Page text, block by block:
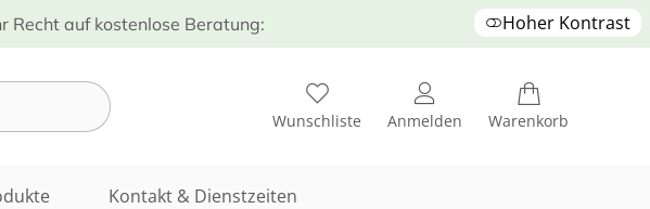
Recht auf kostenlose Beratung: Hoher Kontrast
Wunschliste Anmelden Warenkorb
Kontakt & Dienstzeiten